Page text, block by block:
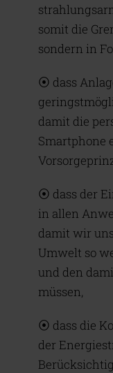
somit die
sondern in
⦿ dass
damit die
Smartphone
⦿ dass der
in allen
damit wir
Umwelt so
und den
müssen,
⦿ dass die
der